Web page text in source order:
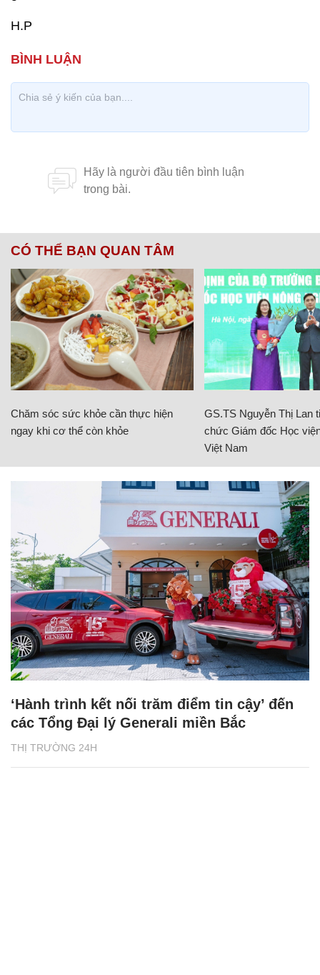
H.P
CÓ THỂ BẠN QUAN TÂM
Chăm sóc sức khỏe cần thực hiện
ngay khi cơ thể còn khỏe
GS.TS Nguyễn Thị Lan
chức Giám đốc Học
Việt Nam
THỊ TRƯỜNG 24H
‘Hành trình kết nối trăm điểm tin cậy’ đến
các Tổng Đại lý Generali miền Bắc